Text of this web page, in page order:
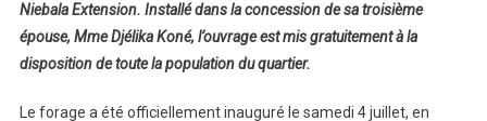
Niebala Extension. Installé dans la concession de sa troisième
épouse, Mme Djélika Koné, l’ouvrage est mis gratuitement à la
disposition de toute la population du quartier.
Le forage a été officiellement inauguré le samedi 4 juillet, en